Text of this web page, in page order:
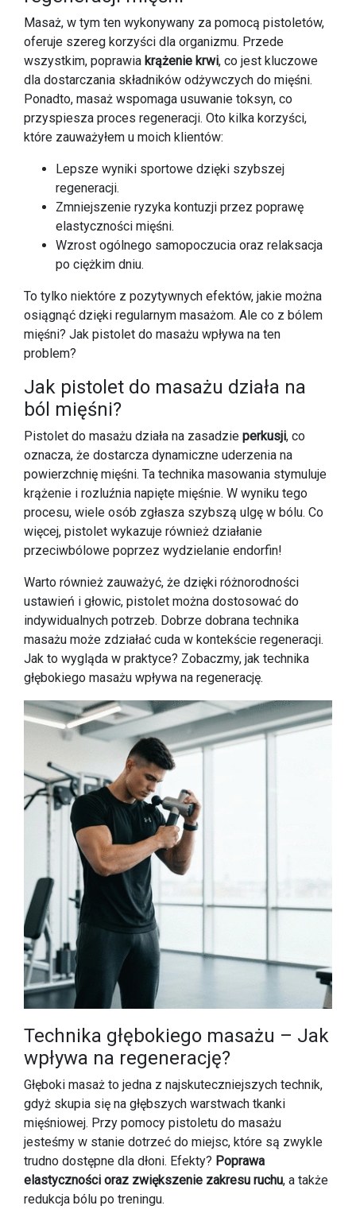
Masaż, w tym ten wykonywany za pomocą pistoletów,
oferuje szereg korzyści dla organizmu. Przede
wszystkim, poprawia krążenie krwi, co jest kluczowe
dla dostarczania składników odżywczych do mięśni.
Ponadto, masaż wspomaga usuwanie toksyn, co
przyspiesza proces regeneracji. Oto kilka korzyści,
które zauważyłem u moich klientów:
Lepsze wyniki sportowe dzięki szybszej
regeneracji.
Zmniejszenie ryzyka kontuzji przez poprawę
elastyczności mięśni.
Wzrost ogólnego samopoczucia oraz relaksacja
po ciężkim dniu.
To tylko niektóre z pozytywnych efektów, jakie można
osiągnąć dzięki regularnym masażom. Ale co z bólem
mięśni? Jak pistolet do masażu wpływa na ten
problem?
Jak pistolet do masażu działa na
ból mięśni?
Pistolet do masażu działa na zasadzie perkusji, co
oznacza, że dostarcza dynamiczne uderzenia na
powierzchnię mięśni. Ta technika masowania stymuluje
krążenie i rozluźnia napięte mięśnie. W wyniku tego
procesu, wiele osób zgłasza szybszą ulgę w bólu. Co
więcej, pistolet wykazuje również działanie
przeciwbólowe poprzez wydzielanie endorfin!
Warto również zauważyć, że dzięki różnorodności
ustawień i głowic, pistolet można dostosować do
indywidualnych potrzeb. Dobrze dobrana technika
masażu może zdziałać cuda w kontekście regeneracji.
Jak to wygląda w praktyce? Zobaczmy, jak technika
głębokiego masażu wpływa na regenerację.
Technika głębokiego masażu – Jak
wpływa na regenerację?
Głęboki masaż to jedna z najskuteczniejszych technik,
gdyż skupia się na głębszych warstwach tkanki
mięśniowej. Przy pomocy pistoletu do masażu
jesteśmy w stanie dotrzeć do miejsc, które są zwykle
trudno dostępne dla dłoni. Efekty? Poprawa
elastyczności oraz zwiększenie zakresu ruchu, a także
redukcja bólu po treningu.